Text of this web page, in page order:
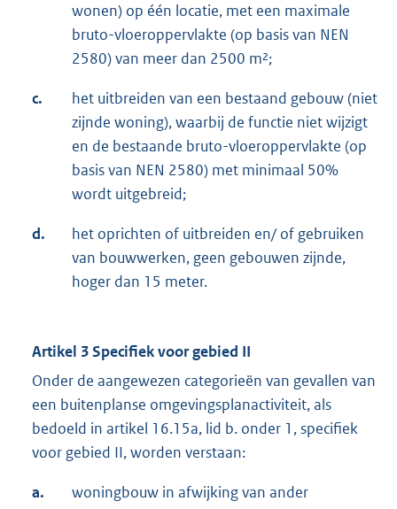
wonen) op één locatie, met een maximale
bruto-vloeroppervlakte (op basis van NEN
2580) van meer dan 2500 m²;
c.
het uitbreiden van een bestaand gebouw (niet
zijnde woning), waarbij de functie niet wijzigt
en de bestaande bruto-vloeroppervlakte (op
basis van NEN 2580) met minimaal 50%
wordt uitgebreid;
d.
het oprichten of uitbreiden en/ of gebruiken
van bouwwerken, geen gebouwen zijnde,
hoger dan 15 meter.
Artikel 3 Specifiek voor gebied II
Onder de aangewezen categorieën van gevallen van
een buitenplanse omgevingsplanactiviteit, als
bedoeld in artikel 16.15a, lid b. onder 1, specifiek
voor gebied II, worden verstaan:
a.
woningbouw in afwijking van ander